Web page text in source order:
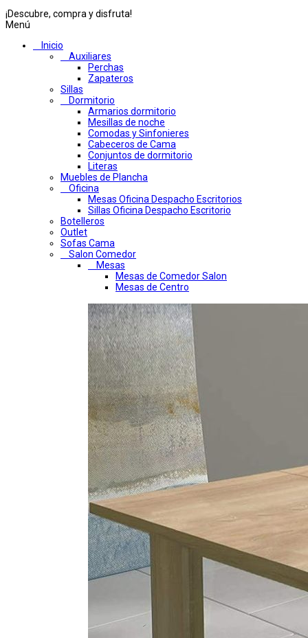
¡Descubre, compra y disfruta!
Menú
Inicio
Auxiliares
Perchas
Zapateros
Sillas
Dormitorio
Armarios dormitorio
Mesillas de noche
Comodas y Sinfonieres
Cabeceros de Cama
Conjuntos de dormitorio
Literas
Muebles de Plancha
Oficina
Mesas Oficina Despacho Escritorios
Sillas Oficina Despacho Escritorio
Botelleros
Outlet
Sofas Cama
Salon Comedor
Mesas
Mesas de Comedor Salon
Mesas de Centro